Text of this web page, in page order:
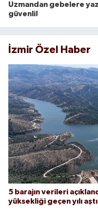
Uzmandan gebelere
güvenli!
İzmir Özel Haber
5 barajın verileri
yüksekliği geçen yılı